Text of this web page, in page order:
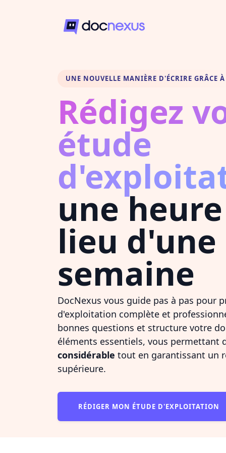
UNE NOUVELLE MANIÈRE D'ÉCRIRE GRÂCE
Rédigez
étude
une
lieu d'une
semaine
DocNexus vous guide pas à pas pour
d'exploitation complète et
bonnes questions et structure votre
éléments essentiels, vous permettant
considérable tout en garantissant un
supérieure.
RÉDIGER MON ÉTUDE D'EXPLOITATION